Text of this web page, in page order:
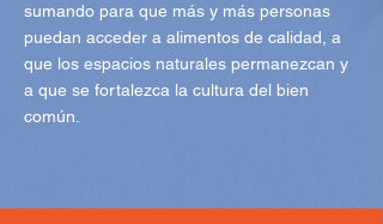
sumando para que más y más personas
puedan acceder a alimentos de calidad, a
que los espacios naturales permanezcan y
a que se fortalezca la cultura del bien
común.